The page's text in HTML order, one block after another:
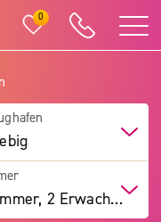
0
1 Zimmer, 2 Erwachsene